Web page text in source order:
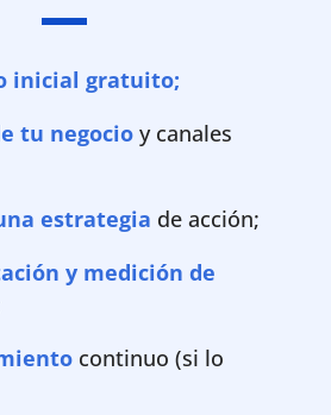
inicial gratuito;
tu negocio y canales
estrategia de acción;
y medición de
continuo (si lo